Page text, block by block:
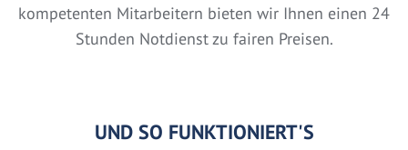
kompetenten Mitarbeitern bieten wir Ihnen einen 24
Stunden Notdienst zu fairen Preisen.
UND SO FUNKTIONIERT'S